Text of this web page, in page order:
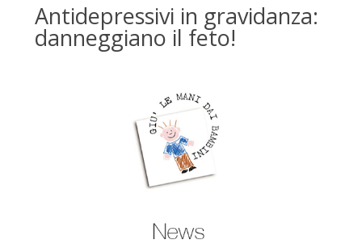
Antidepressivi in gravidanza:
danneggiano il feto!